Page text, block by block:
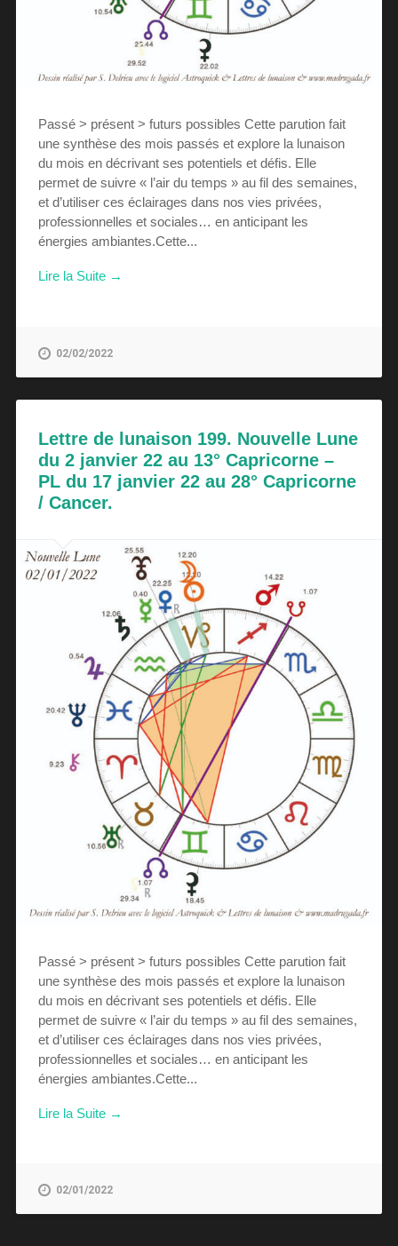
Passé > présent > futurs possibles Cette parution fait
une synthèse des mois passés et explore la lunaison
du mois en décrivant ses potentiels et défis. Elle
permet de suivre « l’air du temps » au fil des semaines,
et d’utiliser ces éclairages dans nos vies privées,
professionnelles et sociales… en anticipant les
énergies ambiantes.Cette...
Lire la Suite →
02/02/2022
Lettre de lunaison 199. Nouvelle Lune
du 2 janvier 22 au 13° Capricorne –
PL du 17 janvier 22 au 28° Capricorne
/ Cancer.
Passé > présent > futurs possibles Cette parution fait
une synthèse des mois passés et explore la lunaison
du mois en décrivant ses potentiels et défis. Elle
permet de suivre « l’air du temps » au fil des semaines,
et d’utiliser ces éclairages dans nos vies privées,
professionnelles et sociales… en anticipant les
énergies ambiantes.Cette...
Lire la Suite →
02/01/2022